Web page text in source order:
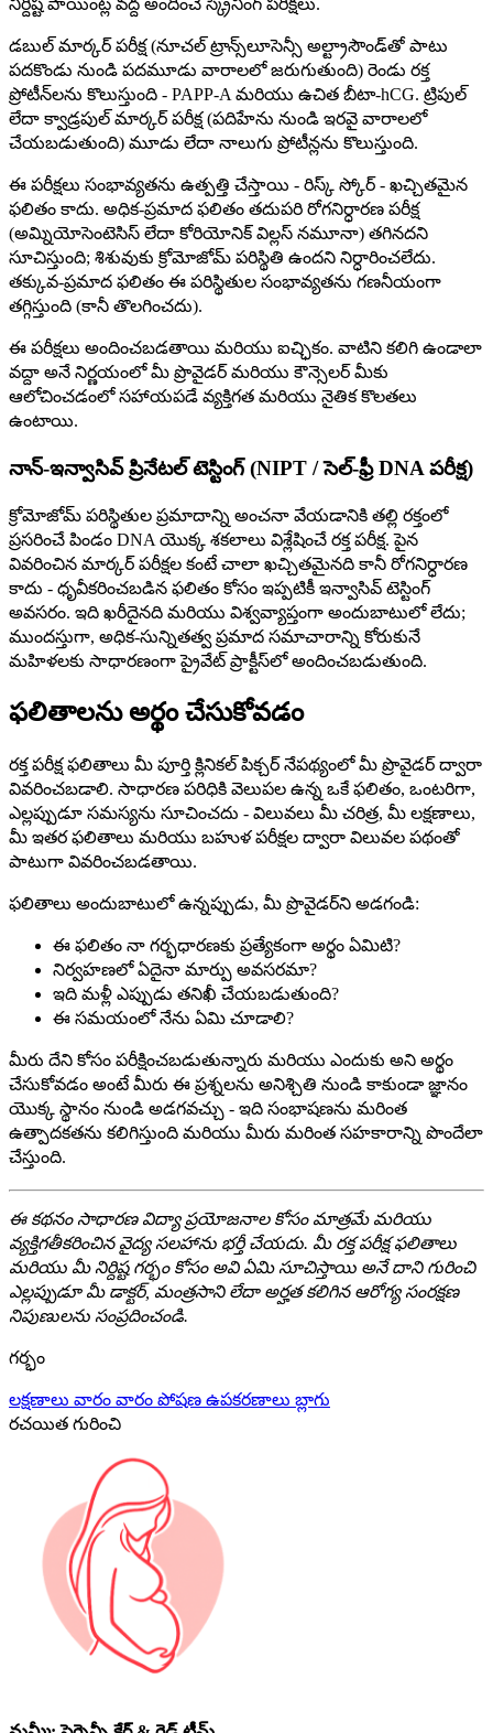
నిర్దిష్ట పాయింట్ల వద్ద అందించే స్క్రీనింగ్ పరీక్షలు.
డబుల్ మార్కర్ పరీక్ష (నూచల్ ట్రాన్స్‌లూసెన్సీ అల్ట్రాసౌండ్‌తో పాటు
పదకొండు నుండి పదమూడు వారాలలో జరుగుతుంది) రెండు రక్త
ప్రోటీన్‌లను కొలుస్తుంది - PAPP-A మరియు ఉచిత బీటా-hCG. ట్రిపుల్
లేదా క్వాడ్రపుల్ మార్కర్ పరీక్ష (పదిహేను నుండి ఇరవై వారాలలో
చేయబడుతుంది) మూడు లేదా నాలుగు ప్రోటీన్లను కొలుస్తుంది.
ఈ పరీక్షలు సంభావ్యతను ఉత్పత్తి చేస్తాయి - రిస్క్ స్కోర్ - ఖచ్చితమైన
ఫలితం కాదు. అధిక-ప్రమాద ఫలితం తదుపరి రోగనిర్ధారణ పరీక్ష
(అమ్నియోసెంటెసిస్ లేదా కోరియోనిక్ విల్లస్ నమూనా) తగినదని
సూచిస్తుంది; శిశువుకు క్రోమోజోమ్ పరిస్థితి ఉందని నిర్ధారించలేదు.
తక్కువ-ప్రమాద ఫలితం ఈ పరిస్థితుల సంభావ్యతను గణనీయంగా
తగ్గిస్తుంది (కానీ తొలగించదు).
ఈ పరీక్షలు అందించబడతాయి మరియు ఐచ్ఛికం. వాటిని కలిగి ఉండాలా
వద్దా అనే నిర్ణయంలో మీ ప్రొవైడర్ మరియు కౌన్సెలర్ మీకు
ఆలోచించడంలో సహాయపడే వ్యక్తిగత మరియు నైతిక కొలతలు
ఉంటాయి.
నాన్-ఇన్వాసివ్ ప్రినేటల్ టెస్టింగ్ (NIPT / సెల్-ఫ్రీ DNA పరీక్ష)
క్రోమోజోమ్ పరిస్థితుల ప్రమాదాన్ని అంచనా వేయడానికి తల్లి రక్తంలో
ప్రసరించే పిండం DNA యొక్క శకలాలు విశ్లేషించే రక్త పరీక్ష. పైన
వివరించిన మార్కర్ పరీక్షల కంటే చాలా ఖచ్చితమైనది కానీ రోగనిర్ధారణ
కాదు - ధృవీకరించబడిన ఫలితం కోసం ఇప్పటికీ ఇన్వాసివ్ టెస్టింగ్
అవసరం. ఇది ఖరీదైనది మరియు విశ్వవ్యాప్తంగా అందుబాటులో లేదు;
ముందస్తుగా, అధిక-సున్నితత్వ ప్రమాద సమాచారాన్ని కోరుకునే
మహిళలకు సాధారణంగా ప్రైవేట్ ప్రాక్టీస్‌లో అందించబడుతుంది.
ఫలితాలను అర్థం చేసుకోవడం
రక్త పరీక్ష ఫలితాలు మీ పూర్తి క్లినికల్ పిక్చర్ నేపథ్యంలో మీ ప్రొవైడర్ ద్వారా
వివరించబడాలి. సాధారణ పరిధికి వెలుపల ఉన్న ఒకే ఫలితం, ఒంటరిగా,
ఎల్లప్పుడూ సమస్యను సూచించదు - విలువలు మీ చరిత్ర, మీ లక్షణాలు,
మీ ఇతర ఫలితాలు మరియు బహుళ పరీక్షల ద్వారా విలువల పథంతో
పాటుగా వివరించబడతాయి.
ఫలితాలు అందుబాటులో ఉన్నప్పుడు, మీ ప్రొవైడర్‌ని అడగండి:
ఈ ఫలితం నా గర్భధారణకు ప్రత్యేకంగా అర్థం ఏమిటి?
నిర్వహణలో ఏదైనా మార్పు అవసరమా?
ఇది మళ్లీ ఎప్పుడు తనిఖీ చేయబడుతుంది?
ఈ సమయంలో నేను ఏమి చూడాలి?
మీరు దేని కోసం పరీక్షించబడుతున్నారు మరియు ఎందుకు అని అర్థం
చేసుకోవడం అంటే మీరు ఈ ప్రశ్నలను అనిశ్చితి నుండి కాకుండా జ్ఞానం
యొక్క స్థానం నుండి అడగవచ్చు - ఇది సంభాషణను మరింత
ఉత్పాదకతను కలిగిస్తుంది మరియు మీరు మరింత సహకారాన్ని పొందేలా
చేస్తుంది.
ఈ కథనం సాధారణ విద్యా ప్రయోజనాల కోసం మాత్రమే మరియు
వ్యక్తిగతీకరించిన వైద్య సలహాను భర్తీ చేయదు. మీ రక్త పరీక్ష ఫలితాలు
మరియు మీ నిర్దిష్ట గర్భం కోసం అవి ఏమి సూచిస్తాయి అనే దాని గురించి
ఎల్లప్పుడూ మీ డాక్టర్, మంత్రసాని లేదా అర్హత కలిగిన ఆరోగ్య సంరక్షణ
నిపుణులను సంప్రదించండి.
గర్భం
లక్షణాలు వారం వారం పోషణ ఉపకరణాలు బ్లాగు
రచయిత గురించి